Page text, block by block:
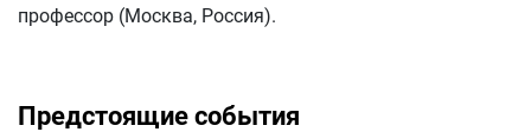
профессор (Москва, Россия).
Предстоящие события